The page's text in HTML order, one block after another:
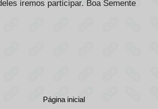
iremos participar. Boa Semente
Página inicial